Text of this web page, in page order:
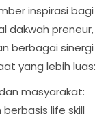
inspirasi bagi
dakwah preneur,
berbagai sinergi
yang lebih luas:
masyarakat:
life skill